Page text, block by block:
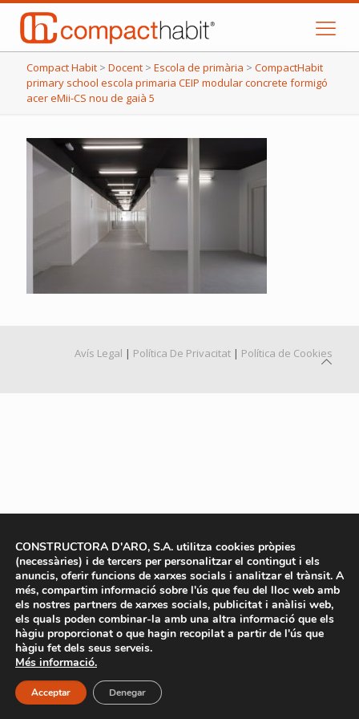
Compact Habit > Docent > Escola de primària > CompactHabit
primary school escola primaria CEIP modular concrete formigó
acer eMii-CS nou de gaià 5
Avís Legal | Política De Privacitat | Política de Cookies
CONSTRUCTORA D'ARO, S.A. utilitza cookies pròpies
(necessàries) i de tercers per personalitzar el contingut i els
anuncis, oferir funcions de xarxes socials i analitzar el trànsit. A
més, compartim informació sobre l'ús que feu del lloc web amb
els nostres partners de xarxes socials, publicitat i anàlisi web,
els quals poden combinar-la amb una altra informació que els
hàgiu proporcionat o que hagin recopilat a partir de l'ús que
hàgiu fet dels seus serveis.
Més informació.
Acceptar Denegar